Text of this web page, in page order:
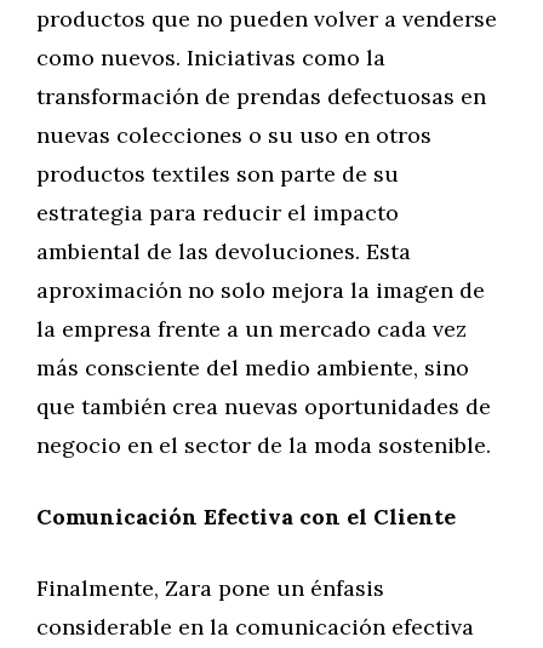
productos que no pueden volver a venderse
como nuevos. Iniciativas como la
transformación de prendas defectuosas en
nuevas colecciones o su uso en otros
productos textiles son parte de su
estrategia para reducir el impacto
ambiental de las devoluciones. Esta
aproximación no solo mejora la imagen de
la empresa frente a un mercado cada vez
más consciente del medio ambiente, sino
que también crea nuevas oportunidades de
negocio en el sector de la moda sostenible.
Comunicación Efectiva con el Cliente
Finalmente, Zara pone un énfasis
considerable en la comunicación efectiva